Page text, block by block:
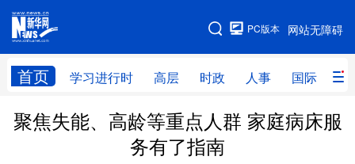
网站无障碍
PC版本
首页 学习进行时 高层 时政 人事 国际 财
网站地图
学习进行时 高层 时政 人事
财经 网评
聚焦失能、高龄等重点人群 家庭病床服
务有了指南